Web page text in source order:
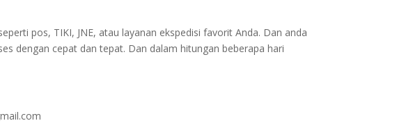
pos, TIKI, JNE, atau layanan ekspedisi favorit Anda. Dan anda
dengan cepat dan tepat. Dan dalam hitungan beberapa hari